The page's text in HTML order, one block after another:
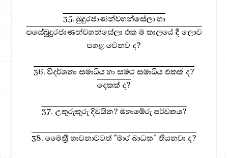
35. බුදුරජාණන්වහන්සේලා හා
පසේබුදුරජාණන්වහන්සේලා එක ම කාලයේ දී ලොව
පහළ වෙනව ද?
36. විදර්ශනා සමාධිය හා සමථ සමාධිය එකක් ද?
දෙකක් ද?
37. උතුරුකුරු දිවයින? මහාමේරු පර්වතය?
38. මෛත්‍රී භාවනාවටත් "මාර බාධක" තියනවා ද?